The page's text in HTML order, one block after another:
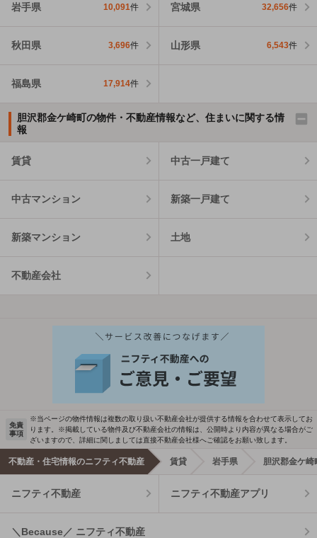
岩手県 10,091件 宮城県 32,656件
秋田県 3,696件 山形県 6,543件
福島県 17,914件
胆沢郡金ケ崎町の物件・不動産情報など、住まいに関する情
報
賃貸 中古一戸建て
中古マンション 新築一戸建て
新築マンション 土地
不動産会社
免責
事項
※当ページの物件情報は複数の取り扱い不動産会社が提供する情報を合わせて表示してお
ります。※掲載している物件及び不動産会社の情報は、公開時より内容が異なる場合がご
ざいますので、詳細に関しましては直接不動産会社様へご確認をお願い致します。
不動産・住宅情報のニフティ不動産 賃貸 岩手県 胆沢郡金ケ崎
ニフティ不動産 ニフティ不動産アプリ
＼Because／ ニフティ不動産